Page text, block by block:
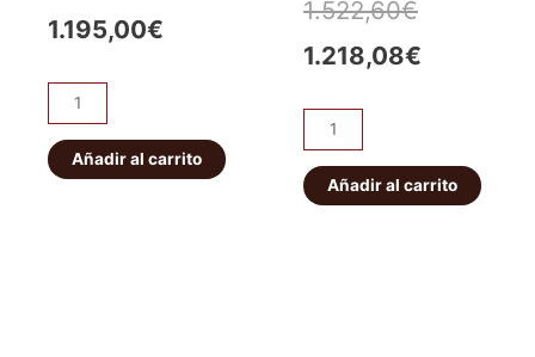
1.195,00€
de
suspensión
EFS
Añadir al carrito
1.522,60€El
precio
1.218,08€
Suspensión
Completo
Performance
Añadir al carrito